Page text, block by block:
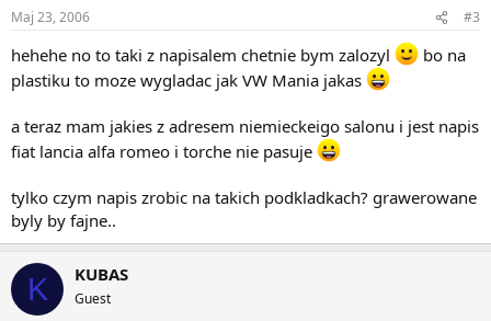
Maj 23, 2006 #3
hehehe no to taki z napisalem chetnie bym zalozyl
bo na
plastiku to moze wygladac jak VW Mania jakas
a teraz mam jakies z adresem niemieckeigo salonu i jest napis
fiat lancia alfa romeo i torche nie pasuje
tylko czym napis zrobic na takich podkladkach? grawerowane
byly by fajne..
K KUBAS
Guest